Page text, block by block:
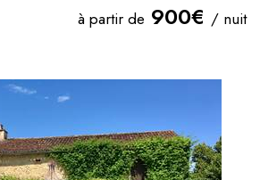
à partir de 900€ / nuit